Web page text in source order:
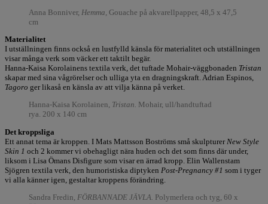
Anna Bonniver, Hemma, Gouache på akvarellpapper, 48,5 x 47,5
cm
Materialitet
I utställningen finns också en lustfylld känsla för materialitet och utställningen
visar många verk som väcker ett taktilt begär.
Hanna-Kaisa Korolainens textila verk, det tuftade Mohair-väggbonaden Tristan
skapar med sina vågrörelser och ulliga yta en dragningskraft. Adrian Espinos,
Tagoro ger likaså en känsla av att vilja känna på verket.
Hanna-Kaisa Korolainen, Tristan. Mohair, ull/handtuftad
rya. 200 x 140 cm
Det kroppsliga
Ett annat tema är kroppen. I Mats Mattsson Boströms små skulpturer New Style
Skin 1 och 2 kommer vi obehagligt nära huden och det som finns där under,
liksom i Lisa Ömans Disfigure som visar en ärrad kropp. Elin Wallenstam
Sjögren textila verk, den humoristiska diptyken Post-Pregnancy #1 som i tyger
vi alla känner igen, gestaltar kroppens förändring.
Sandra Fredin, FÖRBANNADE JÄVLA. Polymerlera och tyg, 60 x